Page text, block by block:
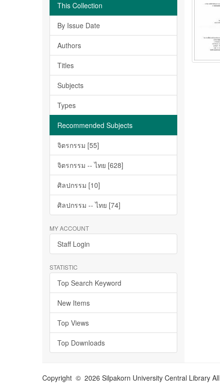
This Collection
By Issue Date
Authors
Titles
Subjects
Types
Recommended Subjects
จิตรกรรม [55]
จิตรกรรม -- ไทย [628]
ศิลปกรรม [10]
ศิลปกรรม -- ไทย [74]
MY ACCOUNT
Staff Login
STATISTIC
Top Search Keyword
New Items
Top Views
Top Downloads
Copyright © 2026 Silpakorn University Central Library